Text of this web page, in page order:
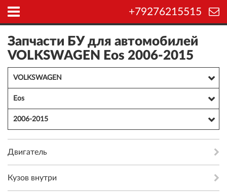
+79276215515
Запчасти БУ для автомобилей
VOLKSWAGEN Eos 2006-2015
VOLKSWAGEN
Eos
2006-2015
Двигатель
Кузов внутри